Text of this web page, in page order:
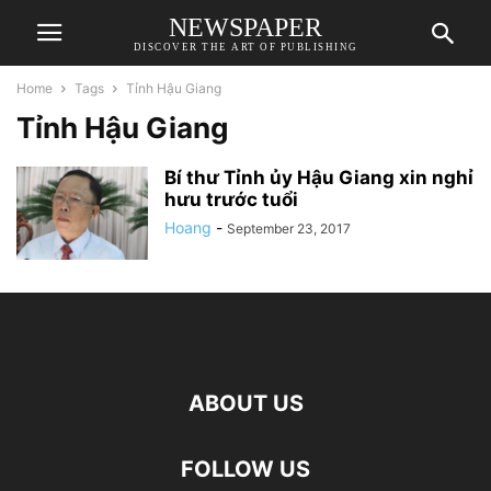
NEWSPAPER
DISCOVER THE ART OF PUBLISHING
Home Tags Tỉnh Hậu Giang
Tỉnh Hậu Giang
Bí thư Tỉnh ủy Hậu Giang xin nghỉ
hưu trước tuổi
Hoang - September 23, 2017
ABOUT US
FOLLOW US